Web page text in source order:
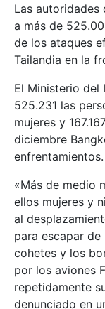
Las autoridades
a más de
de los ataques
Tailandia en la
El Ministerio del
525.231 las
mujeres y
diciembre
enfrentamientos.
«Más de medio
ellos mujeres y
al
para escapar
cohetes y los
por los aviones
repetidamente
denunciado en